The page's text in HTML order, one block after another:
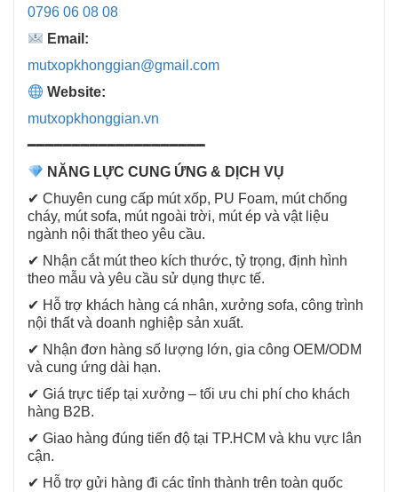
0796 06 08 08
Email:
mutxopkhonggian@gmail.com
Website:
mutxopkhonggian.vn
━━━━━━━━━━━━━━━━━━━━
NĂNG LỰC CUNG ỨNG & DỊCH VỤ
✔ Chuyên cung cấp mút xốp, PU Foam, mút chống
cháy, mút sofa, mút ngoài trời, mút ép và vật liệu
ngành nội thất theo yêu cầu.
✔ Nhận cắt mút theo kích thước, tỷ trọng, định hình
theo mẫu và yêu cầu sử dụng thực tế.
✔ Hỗ trợ khách hàng cá nhân, xưởng sofa, công trình
nội thất và doanh nghiệp sản xuất.
✔ Nhận đơn hàng số lượng lớn, gia công OEM/ODM
và cung ứng dài hạn.
✔ Giá trực tiếp tại xưởng – tối ưu chi phí cho khách
hàng B2B.
✔ Giao hàng đúng tiến độ tại TP.HCM và khu vực lân
cận.
✔ Hỗ trợ gửi hàng đi các tỉnh thành trên toàn quốc